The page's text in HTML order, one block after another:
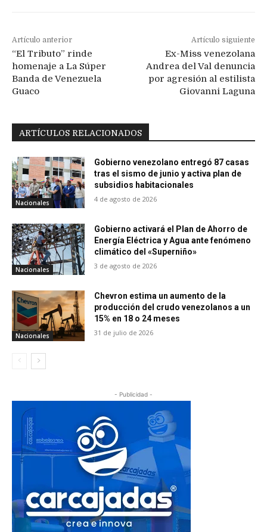
Artículo anterior
“El Tributo” rinde
homenaje a La Súper
Banda de Venezuela
Guaco
Artículo siguiente
Ex-Miss venezolana
Andrea del Val denuncia
por agresión al estilista
Giovanni Laguna
ARTÍCULOS RELACIONADOS
Nacionales
Gobierno venezolano entregó 87 casas
tras el sismo de junio y activa plan de
subsidios habitacionales
4 de agosto de 2026
Nacionales
Gobierno activará el Plan de Ahorro de
Energía Eléctrica y Agua ante fenómeno
climático del «Superniño»
3 de agosto de 2026
Nacionales
Chevron estima un aumento de la
producción del crudo venezolanos a un
15% en 18 o 24 meses
31 de julio de 2026
- Publicidad -